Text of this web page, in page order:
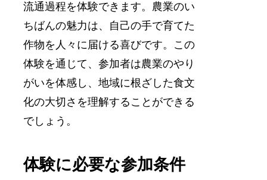
流通過程を体験できます。農業のい
ちばんの魅力は、自己の手で育てた
作物を人々に届ける喜びです。この
体験を通じて、参加者は農業のやり
がいを体感し、地域に根ざした食文
化の大切さを理解することができる
でしょう。
体験に必要な参加条件